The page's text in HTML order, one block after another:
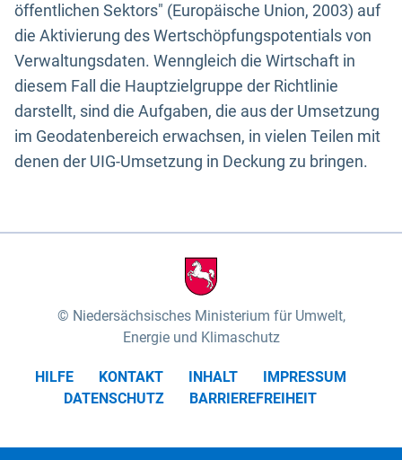
öffentlichen Sektors" (Europäische Union, 2003) auf
die Aktivierung des Wertschöpfungspotentials von
Verwaltungsdaten. Wenngleich die Wirtschaft in
diesem Fall die Hauptzielgruppe der Richtlinie
darstellt, sind die Aufgaben, die aus der Umsetzung
im Geodatenbereich erwachsen, in vielen Teilen mit
denen der UIG-Umsetzung in Deckung zu bringen.
Niedersächsisches Ministerium für Umwelt,
Energie und Klimaschutz
HILFE KONTAKT INHALT
IMPRESSUM
DATENSCHUTZ
BARRIEREFREIHEIT